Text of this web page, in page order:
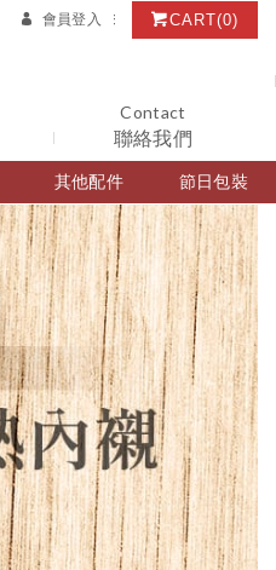
會員登入 CART(0)
其他配件 節日包裝
Contact
聯絡我們